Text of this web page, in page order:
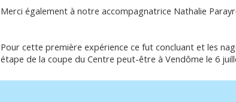
Merci également à notre accompagnatrice Nathalie
Pour cette première expérience ce fut concluant et les
étape de la coupe du Centre peut-être à Vendôme le 6